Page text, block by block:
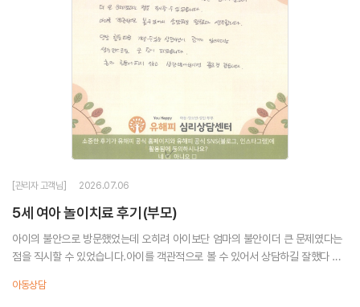
[관리자 고객님] 2026.07.06
5세 여아 놀이치료 후기(부모)
아이의 불안으로 방문했었는데 오히려 아이보단 엄마의 불안이더 큰 문제였다는
점을 직시할 수 있었습니다.아이를 객관적으로 볼 수 있어서 상담하길 잘했다 생
큰 힘이 되었습니다.혼자 힘들어...
아동상담